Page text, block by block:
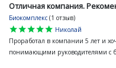
Отличная компания.
Биокомплекс (1 отзыв)
star
star
star
star
star
Николай
Проработал в компании 5 лет и
понимающими руководителями с